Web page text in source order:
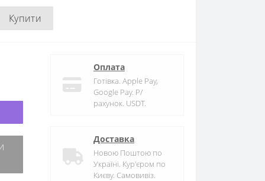
Купити
Оплата
Готівка. Apple Pay,
Google Pay. Р/
рахунок. USDT.
Доставка
Новою Поштою по
Україні. Кур'єром по
Києву. Самовивіз.